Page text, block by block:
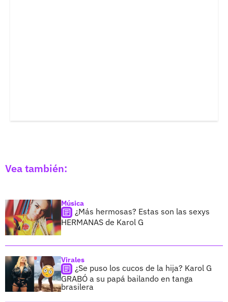
Vea también:
Música
¿Más hermosas? Estas son las sexys
HERMANAS de Karol G
Virales
¿Se puso los cucos de la hija? Karol G
GRABÓ a su papá bailando en tanga
brasilera